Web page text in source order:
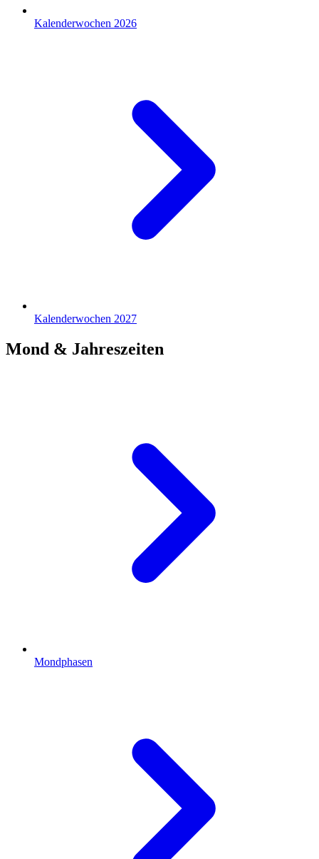
Kalenderwochen 2026
Kalenderwochen 2027
Mond & Jahreszeiten
Mondphasen